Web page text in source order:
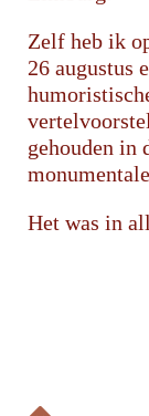
Zelf heb ik
26 augustus
gehouden in
Het was in